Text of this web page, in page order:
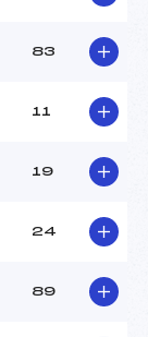
83
11
19
24
89